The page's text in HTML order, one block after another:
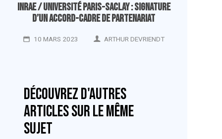
Inrae / Université Paris-Saclay : signature
d’un accord-cadre de partenariat
10 MARS 2023 ARTHUR DEVRIENDT
Découvrez d'autres
articles sur le même
sujet